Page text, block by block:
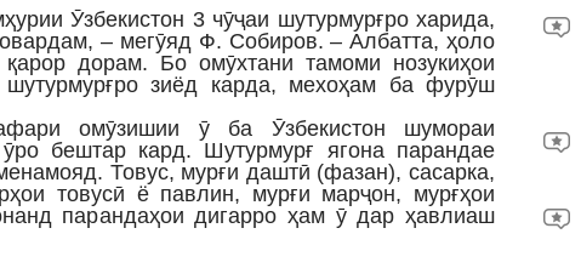
Ӯзбекистон 3 чӯҷаи шутурмурғро харида,
– мегӯяд Ф. Собиров. – Албатта, ҳоло
дорам. Бо омӯхтани тамоми нозукиҳои
зиёд карда, мехоҳам ба фурӯш
омӯзишии ӯ ба Ӯзбекистон шумораи
бештар кард. Шутурмурғ ягона парандае
Товус, мурғи даштӣ (фазан), сасарка,
товусӣ ё павлин, мурғи марҷон, мурғҳои
парандаҳои дигарро ҳам ӯ дар ҳавлиаш